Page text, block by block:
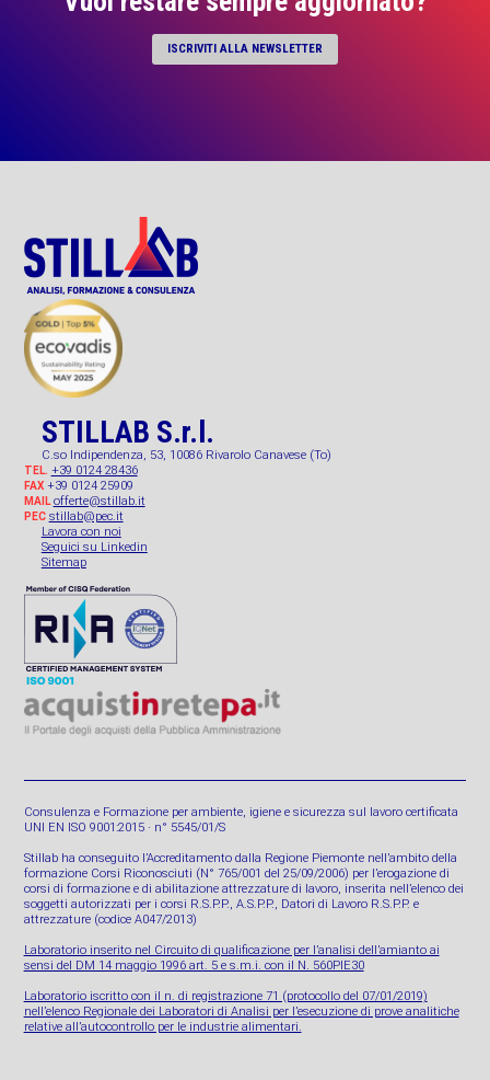
ISCRIVITI ALLA NEWSLETTER
STILLAB S.r.l.
C.so Indipendenza, 53, 10086 Rivarolo Canavese (To)
TEL. +39 0124 28436
FAX+39 0124 25909
MAIL offerte@stillab.it
PEC stillab@pec.it
Lavora con noi
Seguici su Linkedin
Sitemap
Consulenza e Formazione per ambiente, igiene e sicurezza sul lavoro certificata
UNI EN ISO 9001:2015 · n° 5545/01/S
Stillab ha conseguito l’Accreditamento dalla Regione Piemonte nell’ambito della
formazione Corsi Riconosciuti (N° 765/001 del 25/09/2006) per l’erogazione di
corsi di formazione e di abilitazione attrezzature di lavoro, inserita nell’elenco dei
soggetti autorizzati per i corsi R.S.P.P., A.S.P.P., Datori di Lavoro R.S.P.P. e
attrezzature (codice A047/2013)
Laboratorio inserito nel Circuito di qualificazione per l’analisi dell’amianto ai
sensi del DM 14 maggio 1996 art. 5 e s.m.i. con il N. 560PIE30
Laboratorio iscritto con il n. di registrazione 71 (protocollo del 07/01/2019)
nell’elenco Regionale dei Laboratori di Analisi per l’esecuzione di prove analitiche
relative all’autocontrollo per le industrie alimentari.